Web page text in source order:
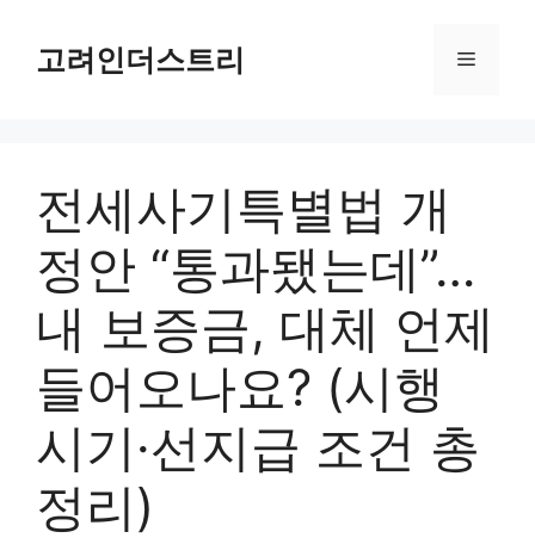
content고려인더스트리 Menu
전세사기특별법 개
정안 “통과됐는데”…
내 보증금, 대체 언제
들어오나요? (시행
시기·선지급 조건 총
정리)